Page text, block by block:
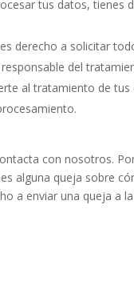
tus datos, tienes
derecho a solicitar
del
al tratamiento de
con nosotros.
alguna queja sobre
a enviar una queja a